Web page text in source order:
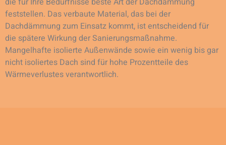
feststellen. Das verbaute Material, das bei der
Dachdämmung zum Einsatz kommt, ist entscheidend für
die spätere Wirkung der Sanierungsmaßnahme.
Mangelhafte isolierte Außenwände sowie ein wenig bis gar
nicht isoliertes Dach sind für hohe Prozentteile des
Wärmeverlustes verantwortlich.